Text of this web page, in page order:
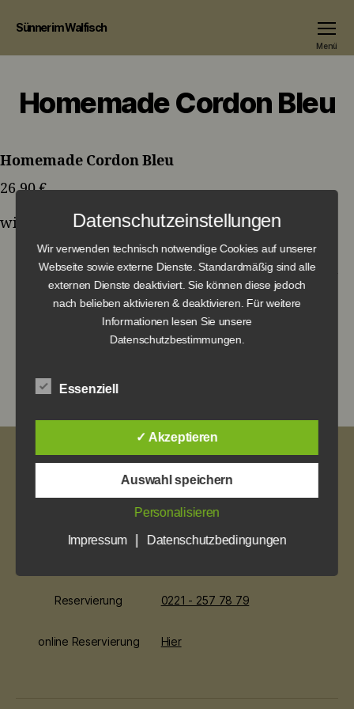
Sünner im Walfisch
Menü
Homemade Cordon Bleu
Homemade Cordon Bleu
26,90 €
with cranberries, French fries and salad
Hausgemachtes Cordon Bleu
Brotauswahl aus Weizenbaguette,
Schwarzbrot, Krustenbrot und
Dips zur Wahl
Impressum
Mo bis Mi. ab 17 Uhr
Reservierung 0221 - 257 78 79
online Reservierung Hier
Datenschutzeinstellungen
Wir verwenden technisch notwendige Cookies auf unserer
Webseite sowie externe Dienste. Standardmäßig sind alle
externen Dienste deaktiviert. Sie können diese jedoch
nach belieben aktivieren & deaktivieren. Für weitere
Informationen lesen Sie unsere
Datenschutzbestimmungen.
Essenziell
✓ Akzeptieren
Auswahl speichern
Personalisieren
Impressum | Datenschutzbedingungen